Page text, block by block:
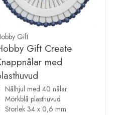
Gift
Gift Create
med
Nålhjul med 40 nålar
Mörkblå plasthuvud
Storlek 34 x 0,6 mm